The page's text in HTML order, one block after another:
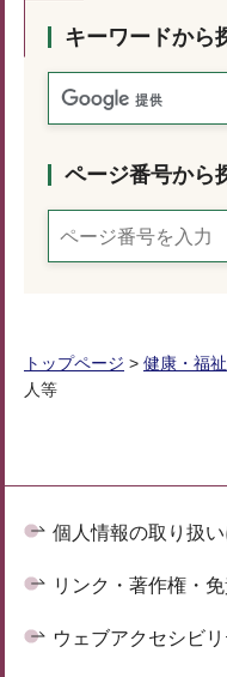
キーワードから
ページ番号から
トップページ > 健康・福祉
人等
個人情報の取り扱
リンク・著作権・
ウェブアクセシビリ